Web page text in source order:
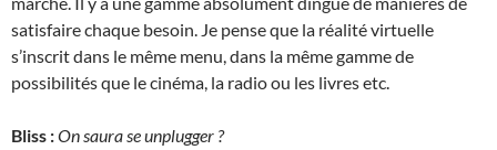
satisfaire chaque besoin. Je pense que la réalité virtuelle
s’inscrit dans le même menu, dans la même gamme de
possibilités que le cinéma, la radio ou les livres etc.
Bliss :On saura se unplugger ?